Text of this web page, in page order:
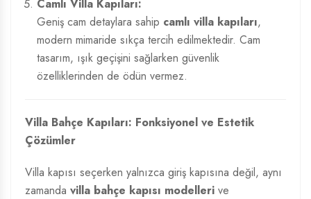
Camlı Villa Kapıları:
Geniş cam detaylara sahip camlı villa kapıları,
modern mimaride sıkça tercih edilmektedir. Cam
tasarım, ışık geçişini sağlarken güvenlik
özelliklerinden de ödün vermez.
Villa Bahçe Kapıları: Fonksiyonel ve Estetik
Çözümler
Villa kapısı seçerken yalnızca giriş kapısına değil, aynı
zamanda villa bahçe kapısı modelleri ve